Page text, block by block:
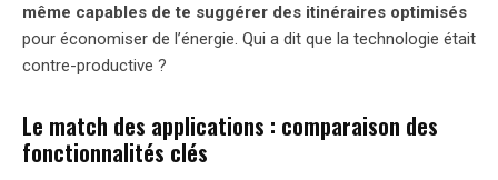
même capables de te suggérer des itinéraires optimisés
pour économiser de l’énergie. Qui a dit que la technologie était
contre-productive ?
Le match des applications : comparaison des
fonctionnalités clés